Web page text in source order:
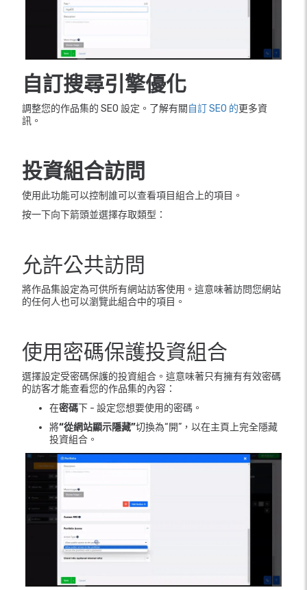
自訂搜尋引擎優化
調整您的作品集的 SEO 設定。了解有關 自訂 SEO 的更多資
訊。
投資組合訪問
使用此功能可以控制誰可以查看項目組合上的項目。
按一下向下箭頭並選擇存取類型：
允許公共訪問
將作品集設定為可供所有網站訪客使用。這意味著訪問您網站
的任何人也可以瀏覽此組合中的項目。
使用密碼保護投資組合
選擇設定受密碼保護的投資組合。這意味著只有擁有有效密碼
的訪客才能查看您的作品集的內容：
在密碼下 - 設定您想要使用的密碼。
將“從網站顯示隱藏”切換為“開”，以在主頁上完全隱藏
投資組合。